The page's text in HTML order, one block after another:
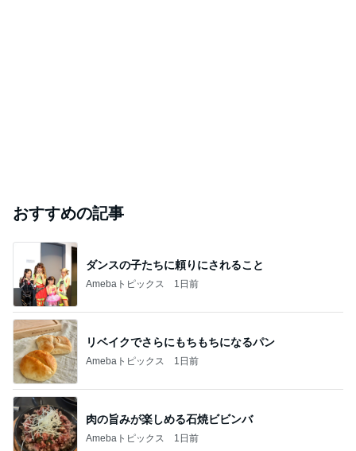
おすすめの記事
ダンスの子たちに頼りにされること
Amebaトピックス 1日前
リベイクでさらにもちもちになるパン
Amebaトピックス 1日前
肉の旨みが楽しめる石焼ビビンバ
Amebaトピックス 1日前